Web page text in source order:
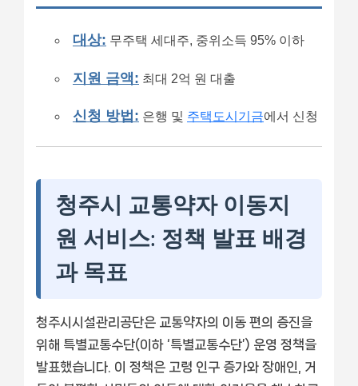
대상: 무주택 세대주, 중위소득 95% 이하
지원 금액: 최대 2억 원 대출
신청 방법: 은행 및 주택도시기금에서 신청
청주시 교통약자 이동지
원 서비스: 정책 발표 배경
과 목표
청주시시설관리공단은 교통약자의 이동 편의 증진을
위해 특별교통수단(이하 ‘특별교통수단’) 운영 정책을
발표했습니다. 이 정책은 고령 인구 증가와 장애인, 거